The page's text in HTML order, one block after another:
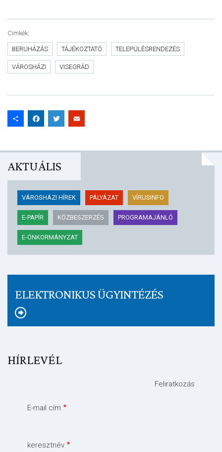
Címkék
BERUHÁZÁS TÁJÉKOZTATÓ TELEPÜLÉSRENDEZÉS
VÁROSHÁZI VISEGRÁD
Share Facebook
Twitter
AKTUÁLIS
VÁROSHÁZI HÍREK PÁLYÁZAT VÍRUSINFO
E-PAPÍR KÖZBESZERZÉS PROGRAMAJÁNLÓ
E-ÖNKORMÁNYZAT
ELEKTRONIKUS ÜGYINTÉZÉS
HÍRLEVÉL
Feliratkozás
E-mail cím
keresztnév